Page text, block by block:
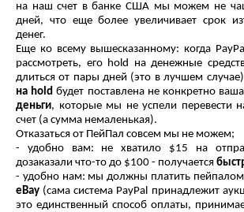
на наш счет в банке США мы можем не
дней, что еще более увеличивает срок
денег.
Еще ко всему вышесказанному: когда
рассмотреть, его hold на денежные
длиться от пары дней (это в лучшем
на hold будет поставлена не конкретно
деньги, которые мы не успели перевести
счет (а сумма немаленькая).
Отказаться от ПейПал совсем мы не можем;
- удобно вам: не хватило $15 на
дозаказали что-то до $100 - получается
- удобно нам: мы должны платить пейпалом
eBay (сама система PayPal принадлежит
это единственный способ оплаты,